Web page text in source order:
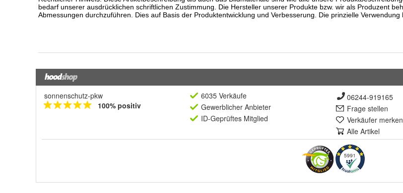
sonnenschutz-pkw
100% positiv
6035 Verkäufe
Gewerblicher Anbieter
ID-Geprüftes Mitglied
06244-919165
Frage stellen
Verkäufer merken
Alle Artikel
5991